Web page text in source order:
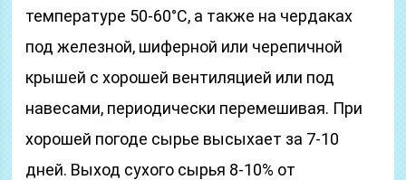
температуре 50-60°С, а также на чердаках
под железной, шиферной или черепичной
крышей с хорошей вентиляцией или под
навесами, периодически перемешивая. При
хорошей погоде сырье высыхает за 7-10
дней. Выход сухого сырья 8-10% от